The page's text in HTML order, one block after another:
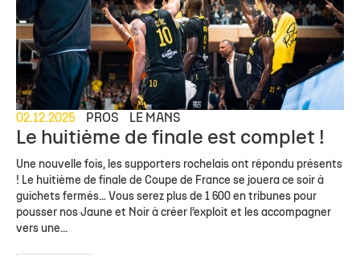
02.12.2025 PROS LE MANS
Le huitième de finale est complet !
Une nouvelle fois, les supporters rochelais ont répondu présents
! Le huitième de finale de Coupe de France se jouera ce soir à
guichets fermés… Vous serez plus de 1 600 en tribunes pour
pousser nos Jaune et Noir à créer l’exploit et les accompagner
vers une...